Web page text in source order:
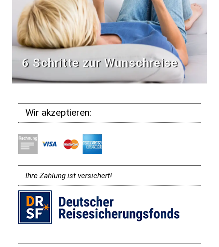
6 Schritte zur Wunschreise
Wir akzeptieren:
Ihre Zahlung ist versichert!